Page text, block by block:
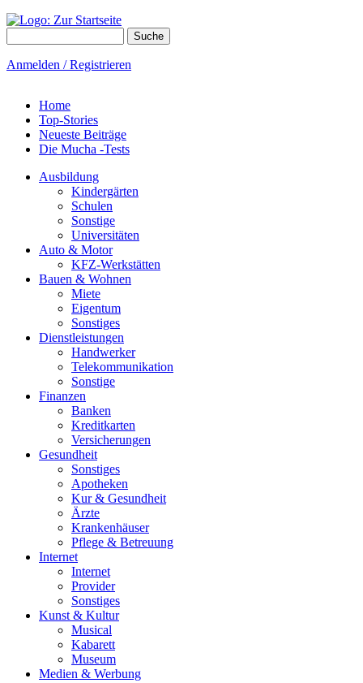
Anmelden / Registrieren
Home
Top-Stories
Neueste Beiträge
Die Mucha -Tests
Ausbildung
Kindergärten
Schulen
Sonstige
Universitäten
Auto & Motor
KFZ-Werkstätten
Bauen & Wohnen
Miete
Eigentum
Sonstiges
Dienstleistungen
Handwerker
Telekommunikation
Sonstige
Finanzen
Banken
Kreditkarten
Versicherungen
Gesundheit
Sonstiges
Apotheken
Kur & Gesundheit
Ärzte
Krankenhäuser
Pflege & Betreuung
Internet
Internet
Provider
Sonstiges
Kunst & Kultur
Musical
Kabarett
Museum
Medien & Werbung